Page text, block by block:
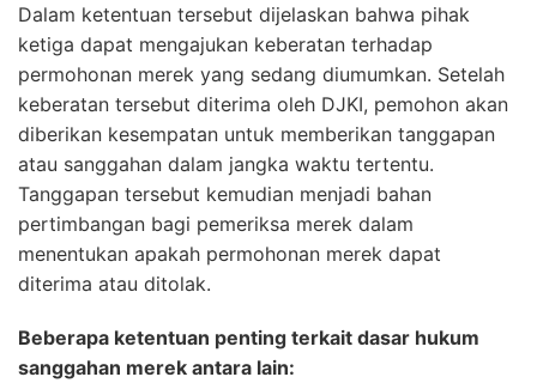
Dalam ketentuan tersebut dijelaskan bahwa pihak
ketiga dapat mengajukan keberatan terhadap
permohonan merek yang sedang diumumkan. Setelah
keberatan tersebut diterima oleh DJKI, pemohon akan
diberikan kesempatan untuk memberikan tanggapan
atau sanggahan dalam jangka waktu tertentu.
Tanggapan tersebut kemudian menjadi bahan
pertimbangan bagi pemeriksa merek dalam
menentukan apakah permohonan merek dapat
diterima atau ditolak.
Beberapa ketentuan penting terkait dasar hukum
sanggahan merek antara lain: